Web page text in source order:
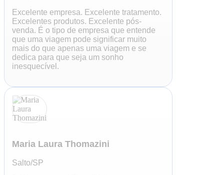
Excelente empresa. Excelente tratamento.
Excelentes produtos. Excelente pós-
venda. É o tipo de empresa que entende
que uma viagem pode significar muito
mais do que apenas uma viagem e se
dedica para que seja um sonho
inesquecível.​
Maria Laura Thomazini
Salto/SP